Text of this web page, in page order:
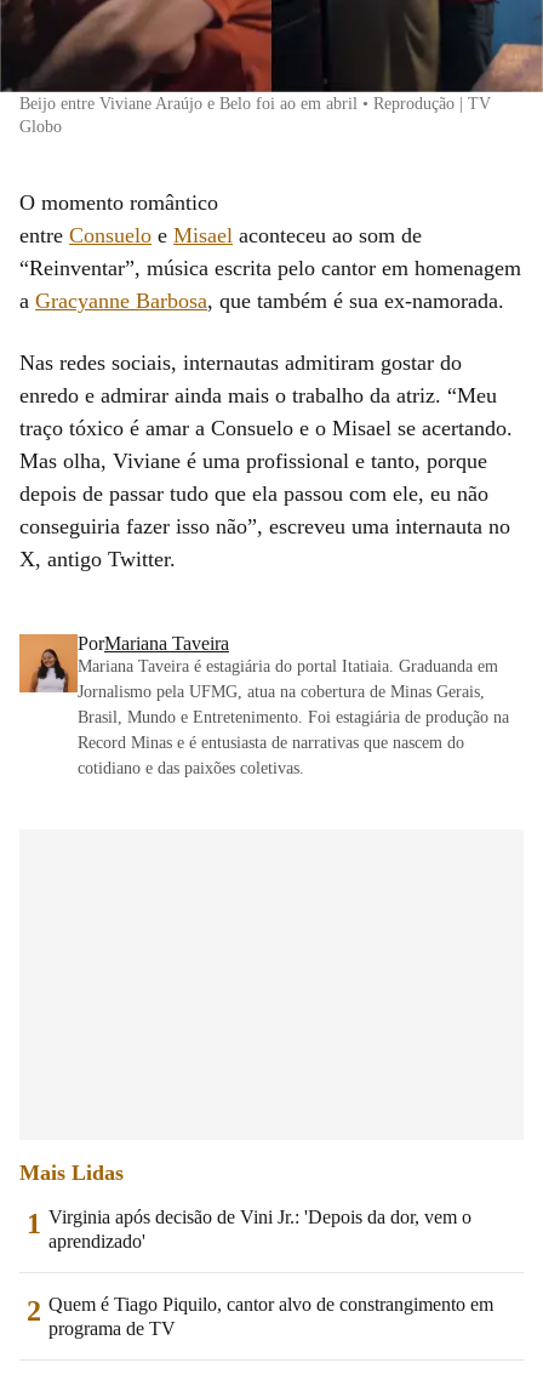
Beijo entre Viviane Araújo e Belo foi ao em abril • Reprodução | TV
Globo
O momento romântico
entre Consuelo e Misael aconteceu ao som de
“Reinventar”, música escrita pelo cantor em homenagem
a Gracyanne Barbosa, que também é sua ex-namorada.
Nas redes sociais, internautas admitiram gostar do
enredo e admirar ainda mais o trabalho da atriz. “Meu
traço tóxico é amar a Consuelo e o Misael se acertando.
Mas olha, Viviane é uma profissional e tanto, porque
depois de passar tudo que ela passou com ele, eu não
conseguiria fazer isso não”, escreveu uma internauta no
X, antigo Twitter.
PorMariana Taveira
Mariana Taveira é estagiária do portal Itatiaia. Graduanda em
Jornalismo pela UFMG, atua na cobertura de Minas Gerais,
Brasil, Mundo e Entretenimento. Foi estagiária de produção na
Record Minas e é entusiasta de narrativas que nascem do
cotidiano e das paixões coletivas.
Mais Lidas
1 Virginia após decisão de Vini Jr.: 'Depois da dor, vem o
aprendizado'
2 Quem é Tiago Piquilo, cantor alvo de constrangimento em
programa de TV